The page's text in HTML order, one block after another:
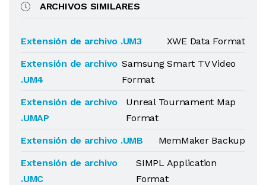
ARCHIVOS SIMILARES
Extensión de archivo .UM3
XWE Data Format
Extensión de archivo
.UM4
Samsung Smart TV Video
Format
Extensión de archivo
.UMAP
Unreal Tournament Map
Format
Extensión de archivo .UMB
MemMaker Backup
Extensión de archivo
.UMC
SIMPL Application
Format